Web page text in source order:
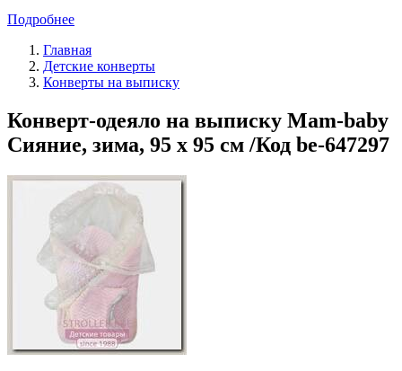
Подробнее
Главная
Детские конверты
Конверты на выписку
Конверт-одеяло на выписку Mam-baby
Сияние, зима, 95 х 95 см /Код be-647297